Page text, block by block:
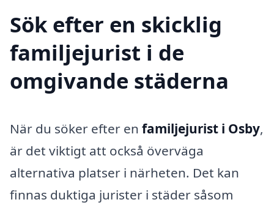
Sök efter en skicklig
familjejurist i de
omgivande städerna
När du söker efter en familjejurist i Osby,
är det viktigt att också överväga
alternativa platser i närheten. Det kan
finnas duktiga jurister i städer såsom